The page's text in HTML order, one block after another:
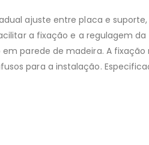
ajuste entre placa e
a fixação e a regulagem da
parede de madeira. A fixação
para a instalação.